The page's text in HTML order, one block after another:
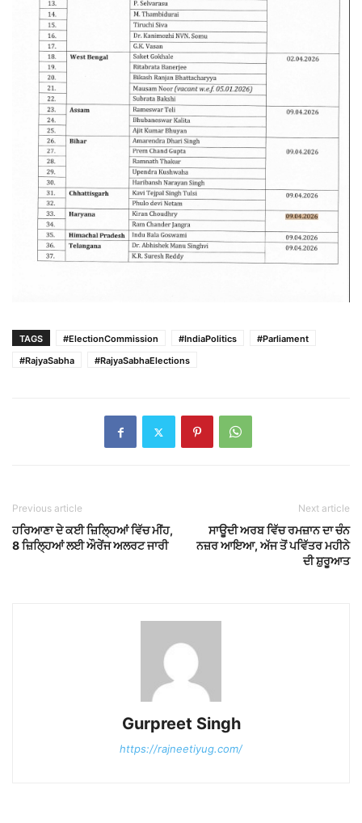
TAGS #ElectionCommission #IndiaPolitics
#Parliament
#RajyaSabha
#RajyaSabhaElections
Previous article
ਹਰਿਆਣਾ ਦੇ ਕਈ ਜ਼ਿਲ੍ਹਿਆਂ ਵਿੱਚ ਮੀਂਹ,
8 ਜ਼ਿਲ੍ਹਿਆਂ ਲਈ ਔਰੇਂਜ ਅਲਰਟ ਜਾਰੀ
Next article
ਸਾਊਦੀ ਅਰਬ ਵਿੱਚ ਰਮਜ਼ਾਨ ਦਾ ਚੰਨ
ਨਜ਼ਰ ਆਇਆ, ਅੱਜ ਤੋਂ ਪਵਿੱਤਰ ਮਹੀਨੇ
ਦੀ ਸ਼ੁਰੂਆਤ
Gurpreet Singh
https://rajneetiyug.com/